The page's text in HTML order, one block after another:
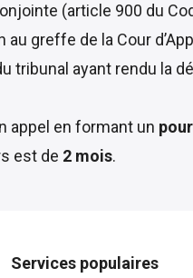
(article 900 du
greffe de la Cour
tribunal ayant rendu la
appel en formant un
est de 2 mois.
Services populaires